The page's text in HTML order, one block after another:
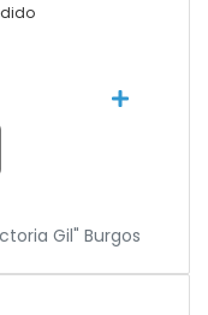
Gil" Burgos